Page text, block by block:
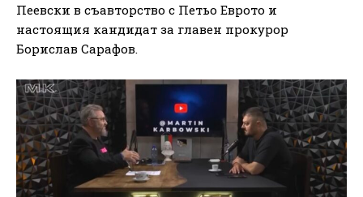
Пеевски в съавторство с Петьо Еврото и
настоящия кандидат за главен прокурор
Борислав Сарафов.